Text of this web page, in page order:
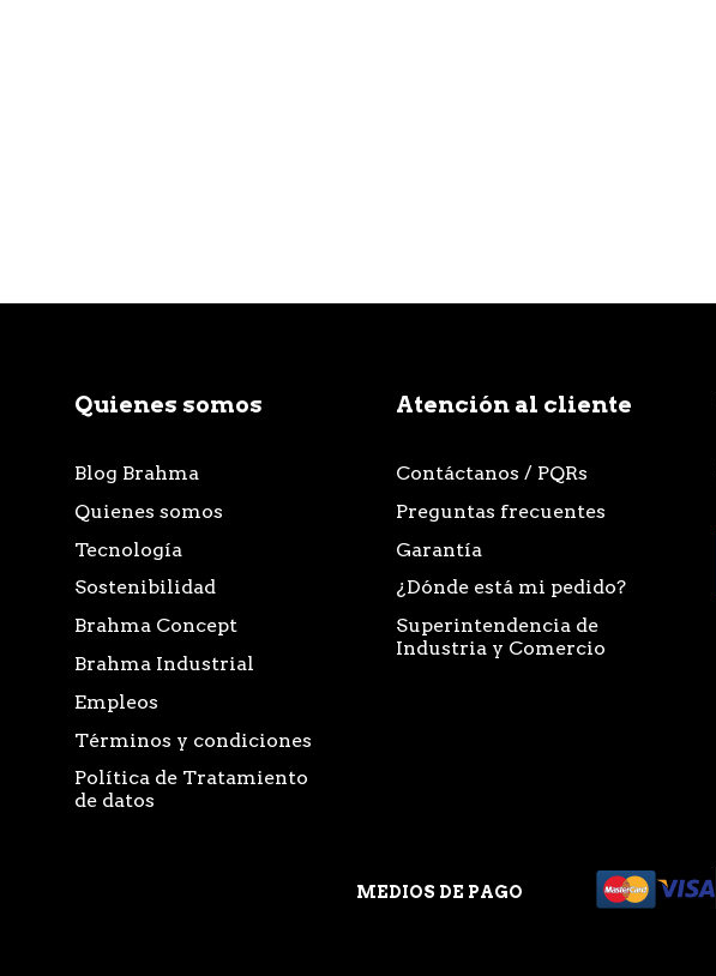
Quienes somos
Blog Brahma
Quienes somos
Tecnología
Sostenibilidad
Brahma Concept
Brahma Industrial
Empleos
Términos y condiciones
Política de Tratamiento
de datos
Atención al cliente
Contáctanos / PQRs
Preguntas frecuentes
Garantía
¿Dónde está mi pedido?
Superintendencia de
Industria y Comercio
MEDIOS DE PAGO